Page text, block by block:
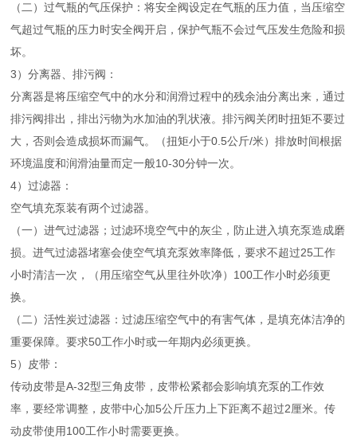
（二）过气瓶的气压保护：将安全阀设定在气瓶的压力值，当压缩空
气超过气瓶的压力时安全阀开启，保护气瓶不会过气压发生危险和损
坏。
3）分离器、排污阀：
分离器是将压缩空气中的水分和润滑过程中的残余油分离出来，通过
排污阀排出，排出污物为水加油的乳状液。排污阀关闭时扭矩不要过
大，否则会造成损坏而漏气。（扭矩小于0.5公斤/米）排放时间根据
环境温度和润滑油量而定一般10-30分钟一次。
4）过滤器：
空气填充泵装有两个过滤器。
（一）进气过滤器；过滤环境空气中的灰尘，防止进入填充泵造成磨
损。进气过滤器堵塞会使空气填充泵效率降低，要求不超过25工作
小时清洁一次，（用压缩空气从里往外吹净）100工作小时必须更
换。
（二）活性炭过滤器：过滤压缩空气中的有害气体，是填充体洁净的
重要保障。要求50工作小时或一年期内必须更换。
5）皮带：
传动皮带是A-32型三角皮带，皮带松紧都会影响填充泵的工作效
率，要经常调整，皮带中心加5公斤压力上下距离不超过2厘米。传
动皮带使用100工作小时需要更换。